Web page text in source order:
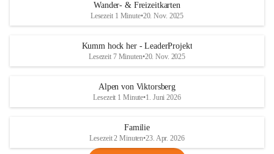
Wander- & Freizeitkarten
Lesezeit 1 Minute•20. Nov. 2025
Kumm hock her - LeaderProjekt
Lesezeit 7 Minuten•20. Nov. 2025
Alpen von Viktorsberg
Lesezeit 1 Minute•1. Juni 2026
Familie
Lesezeit 2 Minuten•23. Apr. 2026